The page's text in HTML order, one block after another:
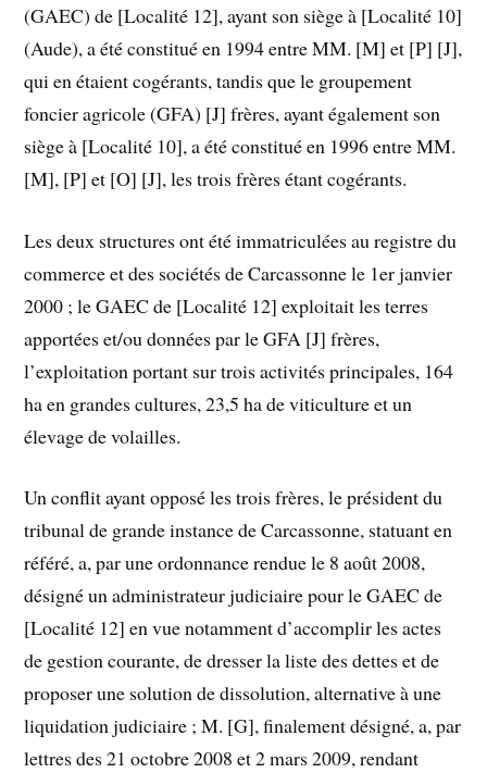
(GAEC) de [Localité 12], ayant son siège à [Localité 10]
(Aude), a été constitué en 1994 entre MM. [M] et [P] [J],
qui en étaient cogérants, tandis que le groupement
foncier agricole (GFA) [J] frères, ayant également son
siège à [Localité 10], a été constitué en 1996 entre MM.
[M], [P] et [O] [J], les trois frères étant cogérants.
Les deux structures ont été immatriculées au registre du
commerce et des sociétés de Carcassonne le 1er janvier
2000 ; le GAEC de [Localité 12] exploitait les terres
apportées et/ou données par le GFA [J] frères,
l’exploitation portant sur trois activités principales, 164
ha en grandes cultures, 23,5 ha de viticulture et un
élevage de volailles.
Un conflit ayant opposé les trois frères, le président du
tribunal de grande instance de Carcassonne, statuant en
référé, a, par une ordonnance rendue le 8 août 2008,
désigné un administrateur judiciaire pour le GAEC de
[Localité 12] en vue notamment d’accomplir les actes
de gestion courante, de dresser la liste des dettes et de
proposer une solution de dissolution, alternative à une
liquidation judiciaire ; M. [G], finalement désigné, a, par
lettres des 21 octobre 2008 et 2 mars 2009, rendant